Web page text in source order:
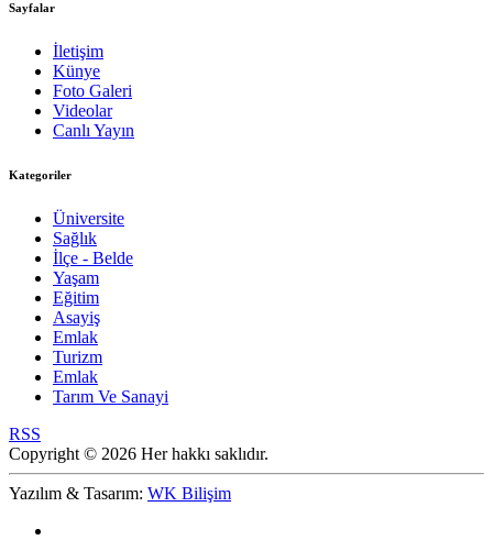
Sayfalar
İletişim
Künye
Foto Galeri
Videolar
Canlı Yayın
Kategoriler
Üniversite
Sağlık
İlçe - Belde
Yaşam
Eğitim
Asayiş
Emlak
Turizm
Emlak
Tarım Ve Sanayi
RSS
Copyright © 2026 Her hakkı saklıdır.
Yazılım & Tasarım: WK Bilişim